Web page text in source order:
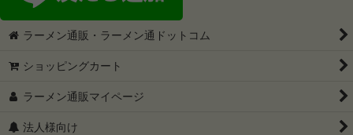
ラーメン通販・ラーメン通ドットコム
ショッピングカート
ラーメン通販マイページ
法人様向け